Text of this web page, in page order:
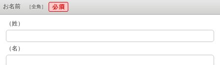
お名前 ［全角］
（姓）
（名）